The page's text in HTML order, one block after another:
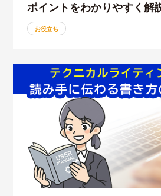
ポイントをわかりやすく解
お役立ち